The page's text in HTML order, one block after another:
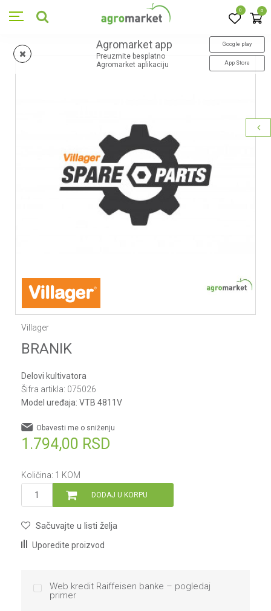
0 0
Agromarket app
Preuzmite besplatno
Agromarket aplikaciju
Google play
App Store
Villager
BRANIK
Delovi kultivatora
Šifra artikla: 075026
Model uređaja: VTB 4811V
1.794,00 RSD
Obavesti me o sniženju
Količina: 1 KOM
DODAJ U KORPU
Sačuvajte u listi želja
Uporedite proizvod
Web kredit Raiffeisen banke – pogledaj
primer